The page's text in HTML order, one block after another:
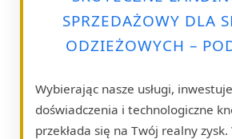
SPRZEDAŻOWY DLA
ODZIEŻOWYCH –
Wybierając nasze usługi,
doświadczenia i technologiczne
przekłada się na Twój realny